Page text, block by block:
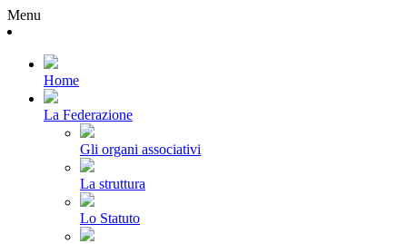
Menu
Home
La Federazione
Gli organi associativi
La struttura
Lo Statuto